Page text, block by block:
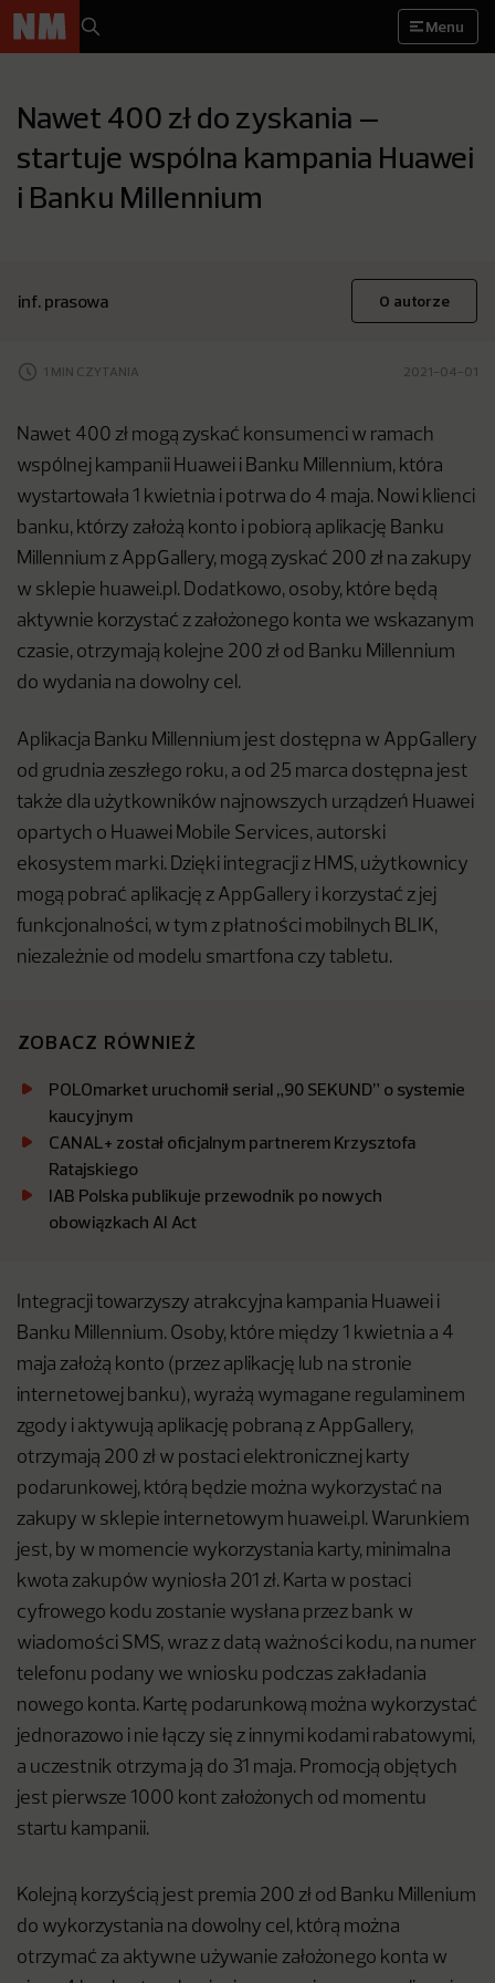
Menu
Nawet 400 zł do zyskania –
startuje wspólna kampania Huawei
i Banku Millennium
inf. prasowa O autorze
1 MIN CZYTANIA 2021-04-01
Nawet 400 zł mogą zyskać konsumenci w ramach
wspólnej kampanii Huawei i Banku Millennium, która
wystartowała 1 kwietnia i potrwa do 4 maja. Nowi klienci
banku, którzy założą konto i pobiorą aplikację Banku
Millennium z AppGallery, mogą zyskać 200 zł na zakupy
w sklepie huawei.pl. Dodatkowo, osoby, które będą
aktywnie korzystać z założonego konta we wskazanym
czasie, otrzymają kolejne 200 zł od Banku Millennium
do wydania na dowolny cel.
Aplikacja Banku Millennium jest dostępna w AppGallery
od grudnia zeszłego roku, a od 25 marca dostępna jest
także dla użytkowników najnowszych urządzeń Huawei
opartych o Huawei Mobile Services, autorski
ekosystem marki. Dzięki integracji z HMS, użytkownicy
mogą pobrać aplikację z AppGallery i korzystać z jej
funkcjonalności, w tym z płatności mobilnych BLIK,
niezależnie od modelu smartfona czy tabletu.
ZOBACZ RÓWNIEŻ
POLOmarket uruchomił serial „90 SEKUND” o systemie
kaucyjnym
CANAL+ został oficjalnym partnerem Krzysztofa
Ratajskiego
IAB Polska publikuje przewodnik po nowych
obowiązkach AI Act
Integracji towarzyszy atrakcyjna kampania Huawei i
Banku Millennium. Osoby, które między 1 kwietnia a 4
maja założą konto (przez aplikację lub na stronie
internetowej banku), wyrażą wymagane regulaminem
zgody i aktywują aplikację pobraną z AppGallery,
otrzymają 200 zł w postaci elektronicznej karty
podarunkowej, którą będzie można wykorzystać na
zakupy w sklepie internetowym huawei.pl. Warunkiem
jest, by w momencie wykorzystania karty, minimalna
kwota zakupów wyniosła 201 zł. Karta w postaci
cyfrowego kodu zostanie wysłana przez bank w
wiadomości SMS, wraz z datą ważności kodu, na numer
telefonu podany we wniosku podczas zakładania
nowego konta. Kartę podarunkową można wykorzystać
jednorazowo i nie łączy się z innymi kodami rabatowymi,
a uczestnik otrzyma ją do 31 maja. Promocją objętych
jest pierwsze 1000 kont założonych od momentu
startu kampanii.
Kolejną korzyścią jest premia 200 zł od Banku Millenium
do wykorzystania na dowolny cel, którą można
otrzymać za aktywne używanie założonego konta w